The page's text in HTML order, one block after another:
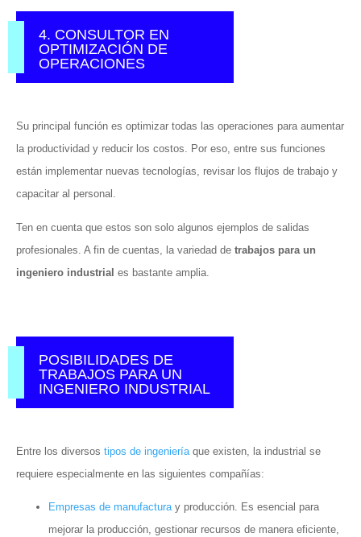
4. CONSULTOR EN
OPTIMIZACIÓN DE
OPERACIONES
Su principal función es optimizar todas las operaciones para aumentar
la productividad y reducir los costos. Por eso, entre sus funciones
están implementar nuevas tecnologías, revisar los flujos de trabajo y
capacitar al personal.
Ten en cuenta que estos son solo algunos ejemplos de salidas
profesionales. A fin de cuentas, la variedad de trabajos para un
ingeniero industrial es bastante amplia.
POSIBILIDADES DE
TRABAJOS PARA UN
INGENIERO INDUSTRIAL
Entre los diversos tipos de ingenieríaque existen, la industrial se
requiere especialmente en las siguientes compañías:
Empresas de manufacturay producción. Es esencial para
mejorar la producción, gestionar recursos de manera eficiente,